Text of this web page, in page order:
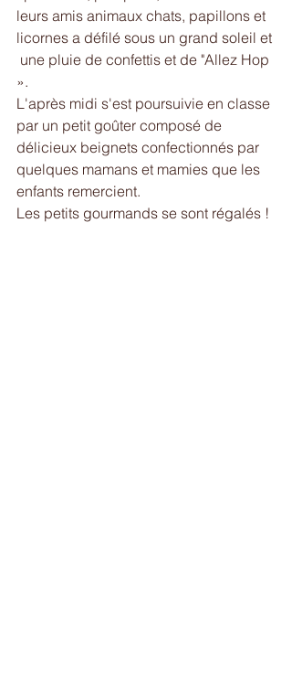
leurs amis animaux chats, papillons et
licornes a défilé sous un grand soleil et
une pluie de confettis et de "Allez Hop
».
L'après midi s'est poursuivie en classe
par un petit goûter composé de
délicieux beignets confectionnés par
quelques mamans et mamies que les
enfants remercient.
Les petits gourmands se sont régalés !